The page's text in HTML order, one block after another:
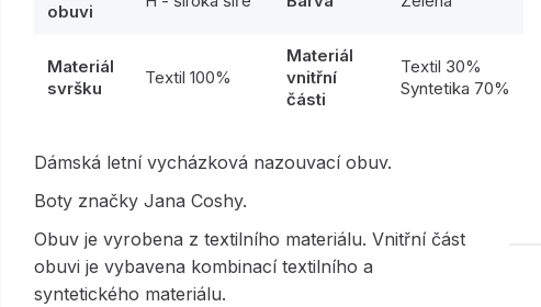
obuvi
Materiál
svršku
Textil 100%
Materiál
vnitřní
části
Textil 30%
Syntetika 70%
Dámská letní vycházková nazouvací obuv.
Boty značky Jana Coshy.
Obuv je vyrobena z textilního materiálu. Vnitřní část
obuvi je vybavena kombinací textilního a
syntetického materiálu.